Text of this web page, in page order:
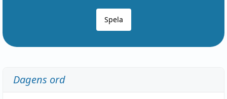
Spela
Dagens ord